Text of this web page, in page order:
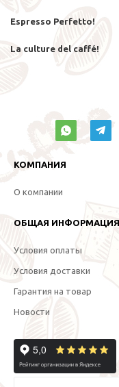
Espresso Perfetto!
La culture del caffé!
КОМПАНИЯ
О компании
ОБЩАЯ ИНФОРМАЦИЯ
Условия оплаты
Условия доставки
Гарантия на товар
Новости